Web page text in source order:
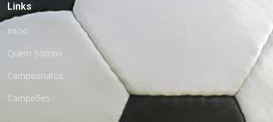
Links
Início
Quem Somos
Campeonatos
Campeões